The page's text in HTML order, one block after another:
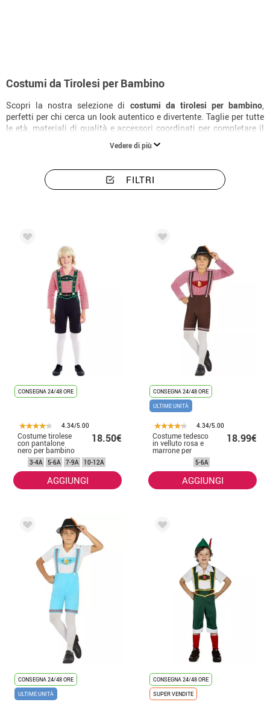
Costumi da Tirolesi per Bambino
Scopri la nostra selezione di costumi da tirolesi per bambino,
perfetti per chi cerca un look autentico e divertente. Taglie per tutte
le età, materiali di qualità e accessori coordinati per completare il
Vedere di più
FILTRI
CONSEGNA 24/48 ORE
4.34/5.00
Costume tirolese
con pantalone
nero per bambino
18.50€
3-4A 5-6A 7-9A 10-12A
AGGIUNGI
CONSEGNA 24/48 ORE
ULTIME UNITÀ
4.34/5.00
Costume tedesco
in velluto rosa e
marrone per
18.99€
5-6A
AGGIUNGI
CONSEGNA 24/48 ORE
ULTIME UNITÀ
CONSEGNA 24/48 ORE
SUPER VENDITE